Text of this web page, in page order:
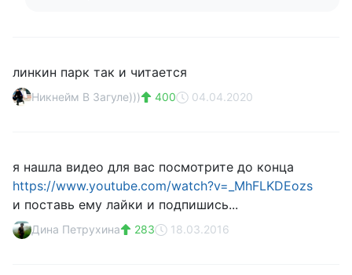
линкин парк так и читается
Никнейм В Загуле))) 400 04.04.2020
я нашла видео для вас посмотрите до конца
https://www.youtube.com/watch?v=_MhFLKDEozs
и поставь ему лайки и подпишись...
Дина Петрухина 283 18.03.2016